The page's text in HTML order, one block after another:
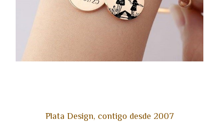
Plata Design, contigo desde 2007